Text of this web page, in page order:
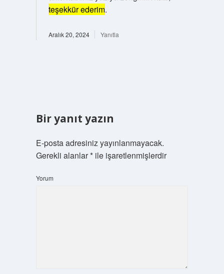
teşekkür ederim.
Aralık 20, 2024 Yanıtla
Bir yanıt yazın
E-posta adresiniz yayınlanmayacak.
Gerekli alanlar*ile işaretlenmişlerdir
Yorum